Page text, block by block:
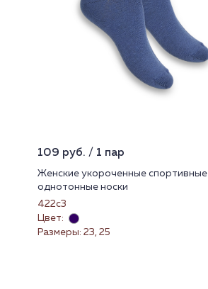
109 руб. / 1 пар
Женские укороченные спортивные
однотонные носки
422с3
Цвет:
Размеры: 23, 25